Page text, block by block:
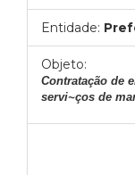
Entidade:
Objeto:
Contratação de
servi~ços de